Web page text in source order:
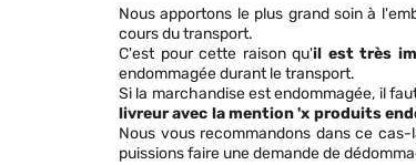
Nous apportons le plus grand soin à
cours du transport.
C'est pour cette raison qu'il est très
endommagée durant le transport.
Si la marchandise est endommagée, il
livreur avec la mention 'x produits
Nous vous recommandons dans ce
puissions faire une demande de